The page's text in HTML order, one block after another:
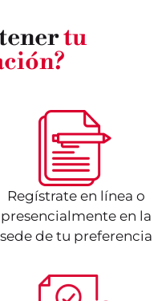
tu
Regístrate en línea o
presencialmente en la
sede de tu preferencia